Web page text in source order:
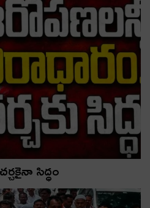
సిద్ధం